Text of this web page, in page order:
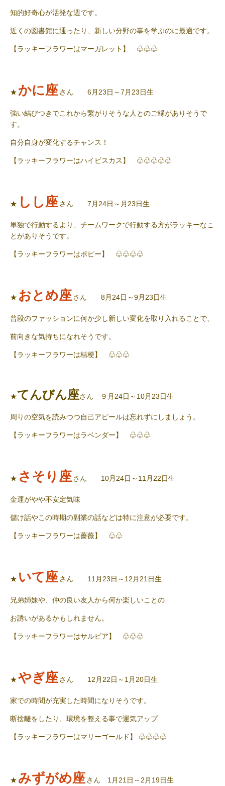
知的好奇心が活発な週です。
近くの図書館に通ったり、新しい分野の事を学ぶのに最適です。
【ラッキーフラワーはマーガレット】 ♧♧♧
★ かに座さん 6月23日～7月23日生
強い結びつきでこれから繋がりそうな人とのご縁がありそうで
す。
自分自身が変化するチャンス！
【ラッキーフラワーはハイビスカス】 ♧♧♧♧♧
★ しし座さん 7月24日～月23日生
単独で行動するより、チームワークで行動する方がラッキーなこ
とがありそうです。
【ラッキーフラワーはポピー】 ♧♧♧♧
★ おとめ座さん 8月24日～9月23日生
普段のファッションに何か少し新しい変化を取り入れることで、
前向きな気持ちになれそうです。
【ラッキーフラワーは桔梗】 ♧♧♧
★てんびん座さん ９月 24日～ 10月 23日生
周りの空気を読みつつ自己アピールは忘れずにしましょう。
【ラッキーフラワーはラベンダー】 ♧♧♧
★ さそり座さん 10月24日～11月22日生
金運がやや不安定気味
儲け話やこの時期の副業の話などは特に注意が必要です。
【ラッキーフラワーは薔薇】 ♧♧
★ いて座さん 11月23日～12月21日生
兄弟姉妹や、仲の良い友人から何か楽しいことの
お誘いがあるかもしれません。
【ラッキーフラワーはサルビア】 ♧♧♧
★やぎ座さん 12月22日～1月20日生
家での時間が充実した時間になりそうです。
断捨離をしたり、環境を整える事で運気アップ
【ラッキーフラワーはマリーゴールド】 ♧♧♧♧
★ みずがめ座さん 1月21日～2月19日生